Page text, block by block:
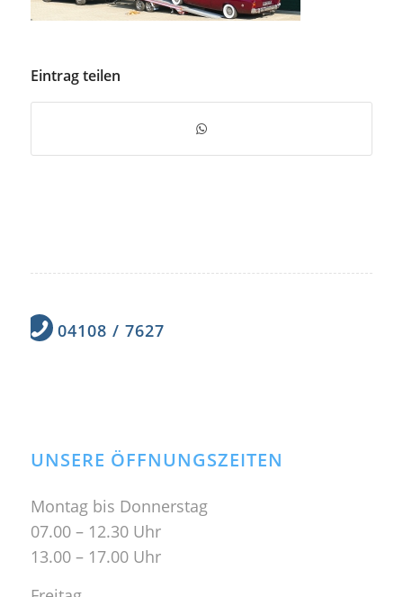
Eintrag teilen
04108 / 7627
UNSERE ÖFFNUNGSZEITEN
Montag bis Donnerstag
07.00 – 12.30 Uhr
13.00 – 17.00 Uhr